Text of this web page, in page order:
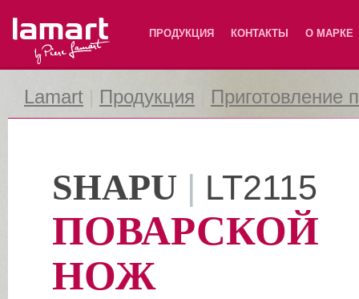
Lamart ПРОДУКЦИЯ КОНТАКТЫ О МАРКЕ
Lamart Продукция Приготовление
SHAPU | LT2115
ПОВАРСКОЙ
НОЖ